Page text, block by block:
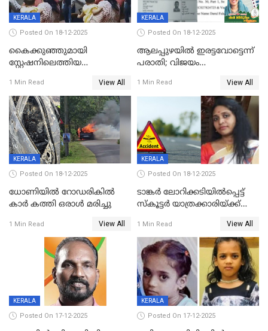
KERALA
Posted On 18-12-2025
കൈക്കുഞ്ഞുമായി
സ്റ്റേഷനിലെത്തിയ
കരണത്തടിച്ചു; CC ടിവി
ദൃശ്യങ്ങൾ പുറത്ത്
1 Min Read View All
KERALA
Posted On 18-12-2025
ആലപ്പുഴയിൽ ഇരട്ടവോട്ടെന്ന്
പരാതി; വിജയം
വാർഡിലെ എൽഡിഎഫ്
സ്ഥാനാർത്ഥി
1 Min Read View All
KERALA
Posted On 18-12-2025
ധോണിയിൽ റോഡരികിൽ
കാർ കത്തി ഒരാൾ മരിച്ചു
1 Min Read View All
KERALA
Posted On 18-12-2025
ടാങ്കർ ലോറിക്കടിയിൽപ്പെട്ട്
സ്കൂട്ടർ യാത്രക്കാരിയ്ക്ക്
കണ്ടോത്ത് ദേശീയ പാതയിൽ
1 Min Read View All
KERALA
Posted On 17-12-2025
KERALA
Posted On 17-12-2025